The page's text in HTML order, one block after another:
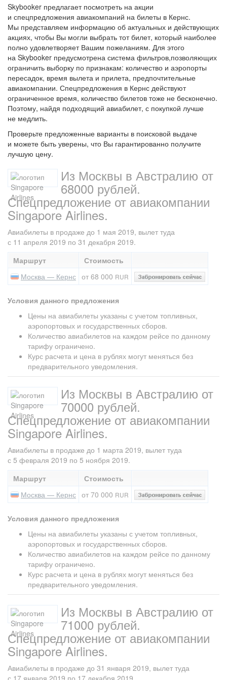
Skybooker предлагает посмотреть на акции
и спецпредложения авиакомпаний на билеты в Кернс.
Мы представляем информацию об актуальных и действующих
акциях, чтобы Вы могли выбрать тот билет, который наиболее
полно удовлетворяет Вашим пожеланиям. Для этого
на Skybooker предусмотрена система фильтров,позволяющих
ограничить выборку по признакам: количество и аэропорты
пересадок, время вылета и прилета, предпочтительные
авиакомпании. Спецпредложения в Кернс действуют
ограниченное время, количество билетов тоже не бесконечно.
Поэтому, найдя подходящий авиабилет, с покупкой лучше
не медлить.
Проверьте предложенные варианты в поисковой выдаче
и можете быть уверены, что Вы гарантированно получите
лучшую цену.
Из Москвы в Австралию от
68000 рублей.
Спецпредложение от авиакомпании
Singapore Airlines.
Авиабилеты в продаже до 1 мая 2019, вылет туда
с 11 апреля 2019 по 31 декабря 2019.
Маршрут
Стоимость
Москва — Кернс от 68 000 RUR
Условия данного предложения
Цены на авиабилеты указаны с учетом топливных,
аэропортовых и государственных сборов.
Количество авиабилетов на каждом рейсе по данному
тарифу ограничено.
Курс расчета и цена в рублях могут меняться без
предварительного уведомления.
Из Москвы в Австралию от
70000 рублей.
Спецпредложение от авиакомпании
Singapore Airlines.
Авиабилеты в продаже до 1 марта 2019, вылет туда
с 5 февраля 2019 по 5 ноября 2019.
Маршрут
Стоимость
Москва — Кернс от 70 000 RUR
Условия данного предложения
Цены на авиабилеты указаны с учетом топливных,
аэропортовых и государственных сборов.
Количество авиабилетов на каждом рейсе по данному
тарифу ограничено.
Курс расчета и цена в рублях могут меняться без
предварительного уведомления.
Из Москвы в Австралию от
71000 рублей.
Спецпредложение от авиакомпании
Singapore Airlines.
Авиабилеты в продаже до 31 января 2019, вылет туда
с 17 января 2019 по 17 декабря 2019.